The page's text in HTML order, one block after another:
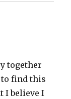
together
find this
I believe I